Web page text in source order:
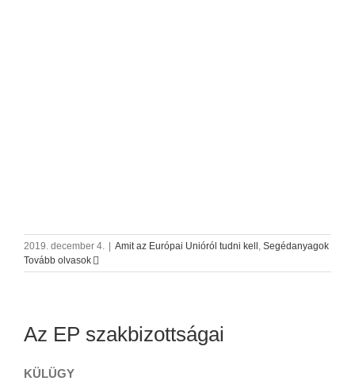
2019. december 4. Amit az Európai Unióról tudni kell , Segédanyagok
Tovább olvasok
Az EP szakbizottságai
KÜLÜGY